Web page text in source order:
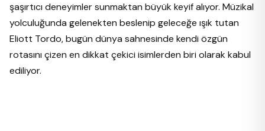
şaşırtıcı deneyimler sunmaktan büyük keyif alıyor. Müzikal
yolculuğunda gelenekten beslenip geleceğe ışık tutan
Eliott Tordo, bugün dünya sahnesinde kendi özgün
rotasını çizen en dikkat çekici isimlerden biri olarak kabul
ediliyor.